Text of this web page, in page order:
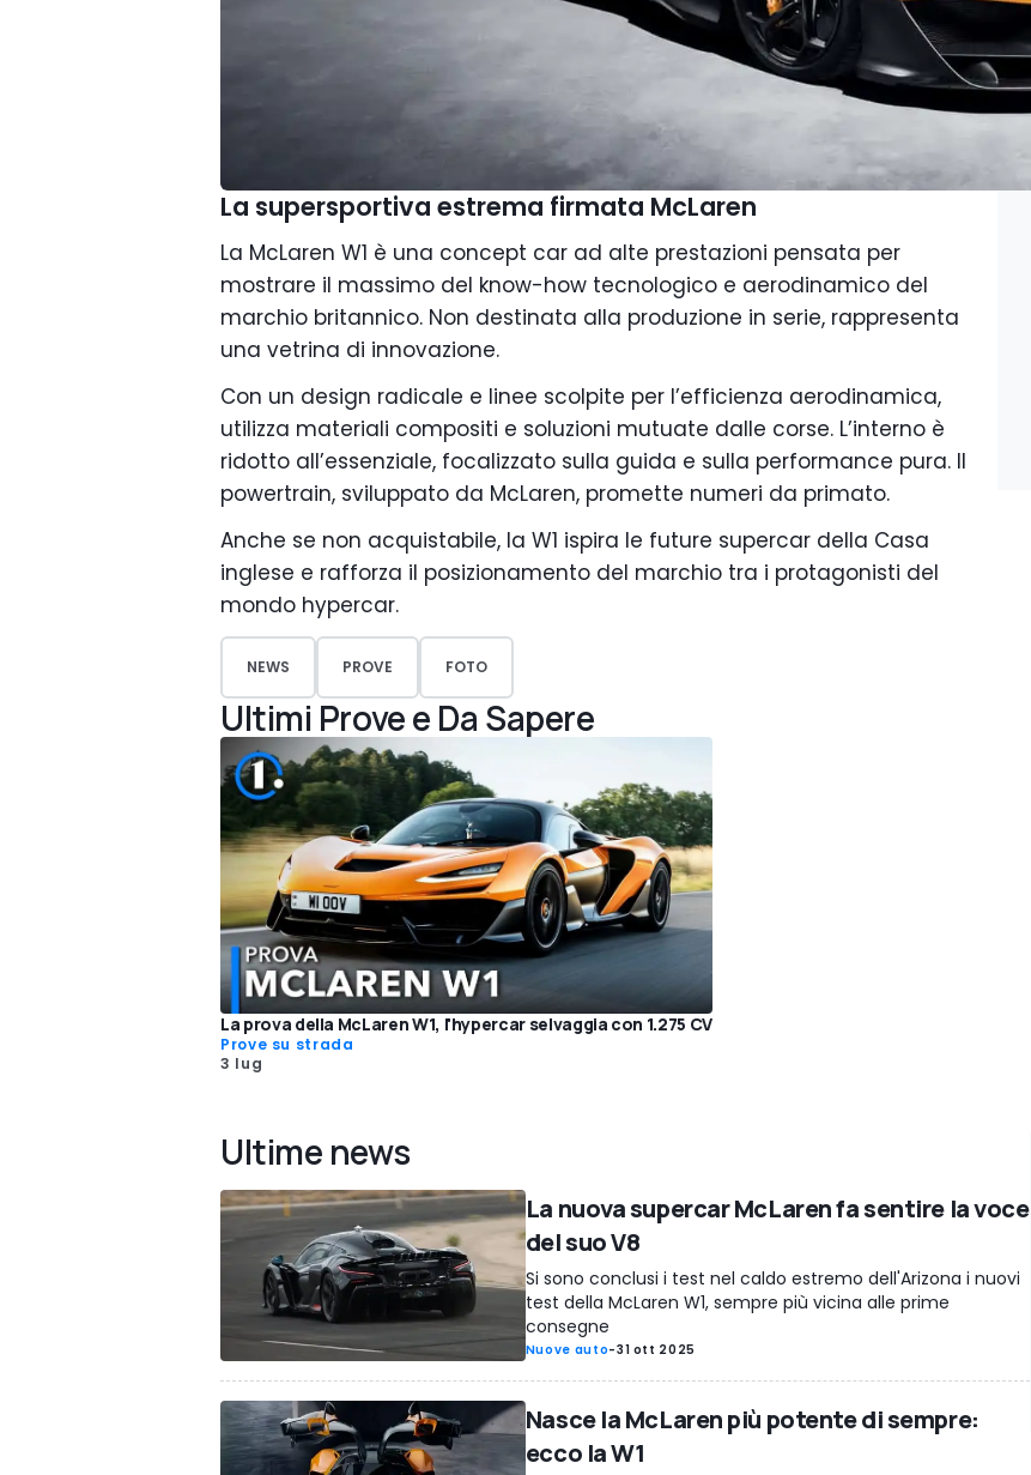
La supersportiva estrema firmata McLaren
La McLaren W1 è una concept car ad alte prestazioni pensata per
mostrare il massimo del know-how tecnologico e aerodinamico del
marchio britannico. Non destinata alla produzione in serie, rappresenta
una vetrina di innovazione.
Con un design radicale e linee scolpite per l’efficienza aerodinamica,
utilizza materiali compositi e soluzioni mutuate dalle corse. L’interno è
ridotto all’essenziale, focalizzato sulla guida e sulla performance pura. Il
powertrain, sviluppato da McLaren, promette numeri da primato.
Anche se non acquistabile, la W1 ispira le future supercar della Casa
inglese e rafforza il posizionamento del marchio tra i protagonisti del
mondo hypercar.
NEWS PROVE FOTO
Ultimi Prove e Da Sapere
La prova della McLaren W1, l'hypercar selvaggia con 1.275 CV
Prove su strada
3 lug
Ultime news
La nuova supercar McLaren fa sentire la voce
del suo V8
Si sono conclusi i test nel caldo estremo dell'Arizona i nuovi
test della McLaren W1, sempre più vicina alle prime
consegne
Nuove auto-31 ott 2025
Nasce la McLaren più potente di sempre:
ecco la W1